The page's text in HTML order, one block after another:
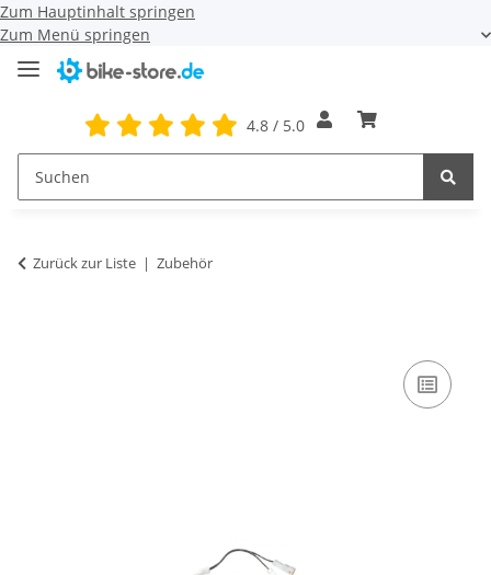
Zum Hauptinhalt springen
Zum Menü springen
4.8 / 5.0
Zurück zur Liste Zubehör